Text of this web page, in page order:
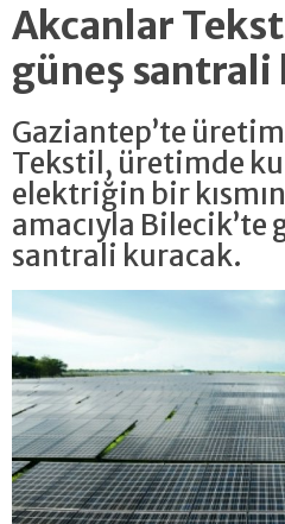
Akcanlar
güneş santrali
Gaziantep’te
Tekstil, üretimde
elektriğin bir
amacıyla Bilecik’te
santrali kuracak.